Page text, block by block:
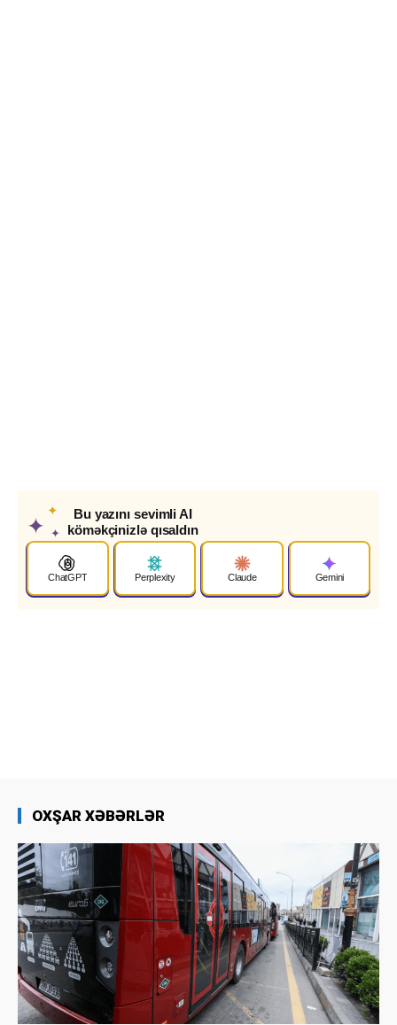
✦
✦
✦
Bu yazını sevimli AI
köməkçinizlə qısaldın
ChatGPT Perplexity Claude Gemini
OXŞAR XƏBƏRLƏR